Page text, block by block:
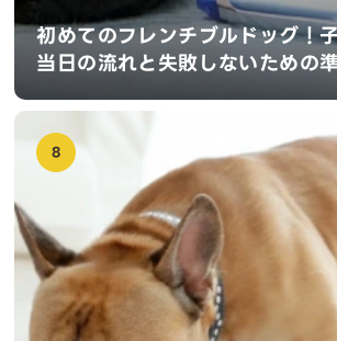
初めてのフレンチブルドッグ！
当日の流れと失敗しないための
8